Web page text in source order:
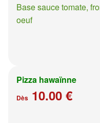
Base sauce tomate,
oeuf
Pizza hawaïnne
Dès 10.00 €